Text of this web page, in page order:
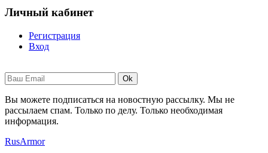
Личный кабинет
Регистрация
Вход
Ok
Вы можете подписаться на новостную рассылку. Мы не
рассылаем спам. Только по делу. Только необходимая
информация.
RusArmor